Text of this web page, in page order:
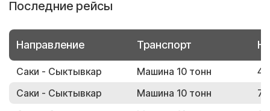
Последние рейсы
Направление Транспорт
Саки - Сыктывкар Машина 10 тонн
Саки - Сыктывкар
Машина 10 тонн